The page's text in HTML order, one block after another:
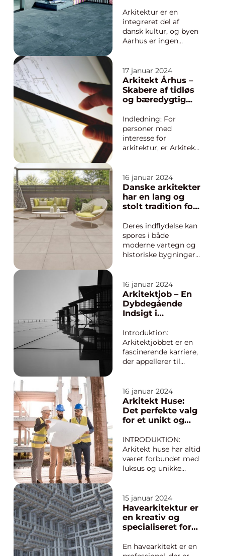
får deres
karakteristiske udtryk,
og bygninger b...
Arkitektur er en
integreret del af
dansk kultur, og byen
Aarhus er ingen
og historiske
arkitektoniske
stilretninger er
Aarhus blevet et
arkitekturinteressered
e og
designentusiaster. I
denne artik...
17 januar 2024
Arkitekt Århus –
Skabere af tidløs
og bæredygtig
Indledning: For
personer med
interesse for
arkitektur, er Arkitekt
Dette danske
arkitektfirma har
igennem mange år
markeret sig som et
for branchen, og deres
enestående projekter
har sat deres ...
16 januar 2024
Danske arkitekter
har en lang og
stolt tradition for
innovative og
banebrydende
designs
Deres indflydelse kan
spores i både
moderne vartegn og
historiske bygninger
udforske den
spændende verden af
dansk arkitektur. For
dem, der er nye på
vigtigt at forstå, hvad
dansk arkitektur ha...
16 januar 2024
Arkitektjob – En
Dybdegående
Indsigt i
Verden
Introduktion:
Arkitektjobbet er en
fascinerende karriere,
der appellerer til
teknisk evne. Denne
artikel vil give en
grundig præsentation
af “arkitektjob”,
historiske udvikling
og vigtig...
16 januar 2024
Arkitekt Huse:
Det perfekte valg
for et unikt og
INTRODUKTION:
Arkitekt huse har altid
været forbundet med
luksus og unikke
opfylde hver eneste
kundes individuelle
behov og smag,
hvilket gør dem til det
der ønsker et hjem,
15 januar 2024
Havearkitektur er
en kreativ og
specialiseret form
landskabsdesign,
En havearkitekt er en